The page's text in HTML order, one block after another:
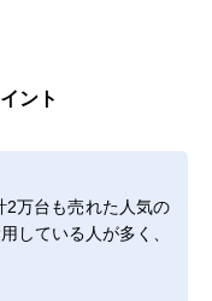
ント
2万台も売れた人気の
している人が多く、